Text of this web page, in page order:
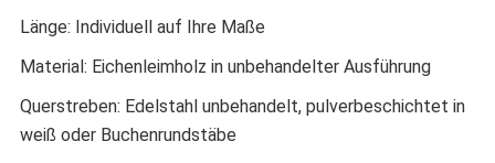
Länge: Individuell auf Ihre Maße
Material: Eichenleimholz in unbehandelter Ausführung
Querstreben: Edelstahl unbehandelt, pulverbeschichtet in
weiß oder Buchenrundstäbe